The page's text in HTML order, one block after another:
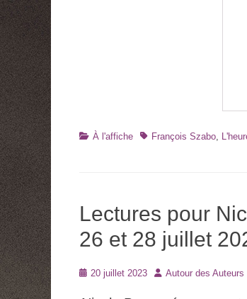
Catégories
À l'affiche TagsFrançois Szabo,
Lectures pour
26 et 28 juillet
Posté20 juillet 2023 Auteur
Autour des Auteurs